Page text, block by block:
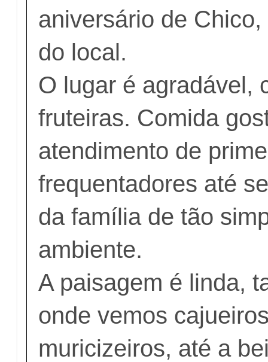
aniversário de
do local.
O lugar é agradável,
fruteiras. Comida
atendimento de
frequentadores até
da família de tão
ambiente.
A paisagem é linda,
onde vemos
muricizeiros, até a